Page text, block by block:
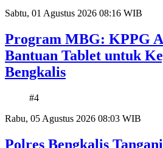
Sabtu, 01 Agustus 2026 08:16 WIB
Program MBG: KPPG
Bantuan Tablet untuk
Bengkalis
#4
Rabu, 05 Agustus 2026 08:03 WIB
Polres Bengkalis